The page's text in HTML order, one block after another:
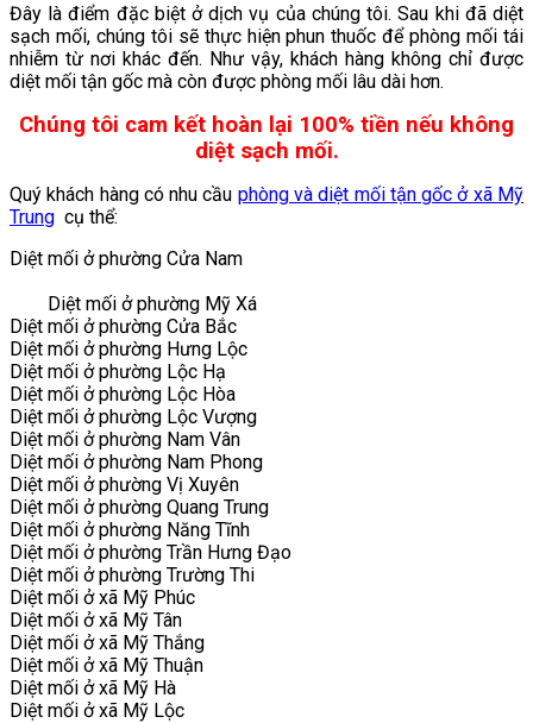
Đây là điểm đặc biệt ở dịch vụ của chúng tôi. Sau khi đã diệt
sạch mối, chúng tôi sẽ thực hiện phun thuốc để phòng mối tái
nhiễm từ nơi khác đến. Như vậy, khách hàng không chỉ được
diệt mối tận gốc mà còn được phòng mối lâu dài hơn.
Chúng tôi cam kết hoàn lại 100% tiền nếu không
diệt sạch mối.
Quý khách hàng có nhu cầu phòng và diệt mối tận gốc ở xã Mỹ
Trung cụ thể:
Diệt mối ở phường Cửa Nam
Diệt mối ở phường Mỹ Xá
Diệt mối ở phường Cửa Bắc
Diệt mối ở phường Hưng Lộc
Diệt mối ở phường Lộc Hạ
Diệt mối ở phường Lộc Hòa
Diệt mối ở phường Lộc Vượng
Diệt mối ở phường Nam Vân
Diệt mối ở phường Nam Phong
Diệt mối ở phường Vị Xuyên
Diệt mối ở phường Quang Trung
Diệt mối ở phường Năng Tĩnh
Diệt mối ở phường Trần Hưng Đạo
Diệt mối ở phường Trường Thi
Diệt mối ở xã Mỹ Phúc
Diệt mối ở xã Mỹ Tân
Diệt mối ở xã Mỹ Thắng
Diệt mối ở xã Mỹ Thuận
Diệt mối ở xã Mỹ Hà
Diệt mối ở xã Mỹ Lộc